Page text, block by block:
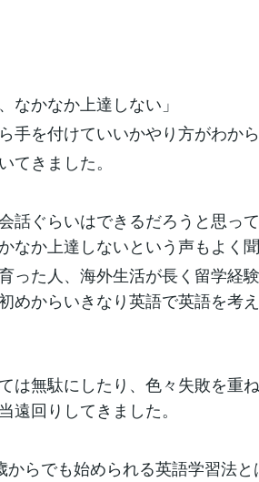
なかなか上達しない」
手を付けていいかやり方がわか
てきました。
話ぐらいはできるだろうと思っ
なか上達しないという声もよく
った人、海外生活が長く留学経
めからいきなり英語で英語を考
は無駄にしたり、色々失敗を重
遠回りしてきました。
らでも始められる英語学習法と